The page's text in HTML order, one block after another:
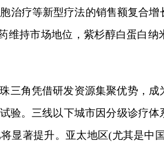
治疗等新型疗法的销售额复合
维持市场地位，紫杉醇白蛋白纳
三角凭借研发资源集聚优势，成
验。三线以下城市因分级诊疗体
显著提升。亚太地区(尤其是中